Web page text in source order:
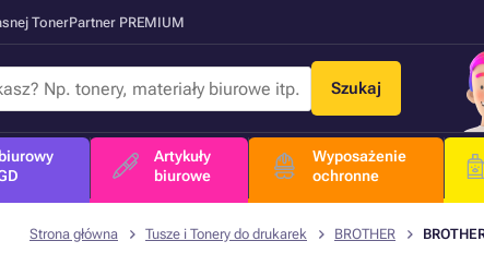
TonerPartner PREMIUM
Szukaj
Artykuły
biurowe
Wyposażenie
ochronne
Strona główna Tusze i Tonery do drukarek BROTHER